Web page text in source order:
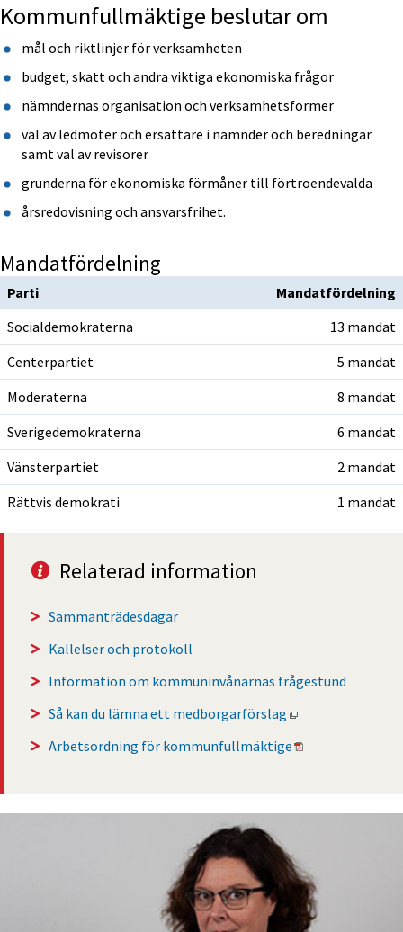
Kommunfullmäktige beslutar om
mål och riktlinjer för verksamheten
budget, skatt och andra viktiga ekonomiska frågor
nämndernas organisation och verksamhetsformer
val av ledmöter och ersättare i nämnder och beredningar
samt val av revisorer
grunderna för ekonomiska förmåner till förtroendevalda
årsredovisning och ansvarsfrihet.
Parti
Mandatfördelning
Socialdemokraterna
13 mandat
Centerpartiet
5 mandat
Moderaterna
8 mandat
Sverigedemokraterna
6 mandat
Vänsterpartiet
2 mandat
Rättvis demokrati
1 mandat
Relaterad information
Sammanträdesdagar
Kallelser och protokoll
Information om kommuninvånarnas frågestund
Så kan du lämna ett medborgarförslag
Arbetsordning för kommunfullmäktige Pdf, 600 kB,